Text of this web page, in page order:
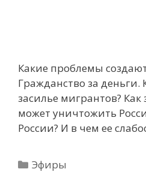
Какие проблемы
Гражданство за деньги.
засилье мигрантов?
может уничтожить
России? И в чем ее
Рубрики
Эфиры